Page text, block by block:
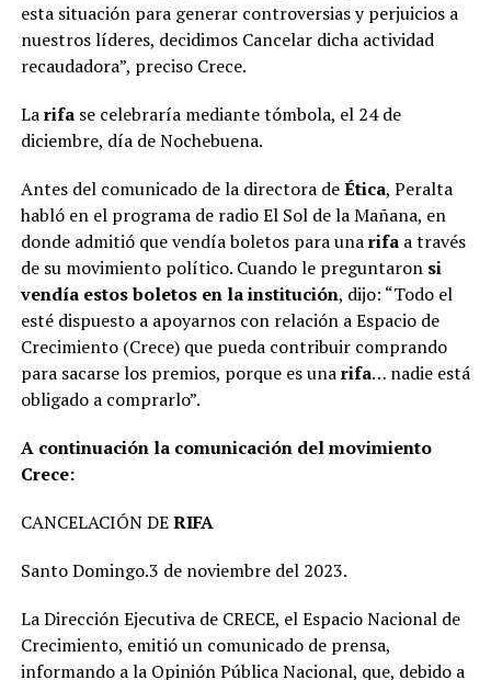
esta situación para generar controversias y perjuicios a
nuestros líderes, decidimos Cancelar dicha actividad
recaudadora”, preciso Crece.
Larifase celebraría mediante tómbola, el 24 de
diciembre, día de Nochebuena.
Antes del comunicado de la directora deÉtica, Peralta
habló en el programa de radio El Sol de la Mañana, en
donde admitió que vendía boletos para unarifaa través
de su movimiento político. Cuando le preguntaron si
vendía estos boletos en la institución, dijo: “Todo el
esté dispuesto a apoyarnos con relación a Espacio de
Crecimiento (Crece) que pueda contribuir comprando
para sacarse los premios, porque es unarifa… nadie está
obligado a comprarlo”.
A continuación la comunicación del movimiento
Crece:
CANCELACIÓN DERIFA
Santo Domingo.3 de noviembre del 2023.
La Dirección Ejecutiva de CRECE, el Espacio Nacional de
Crecimiento, emitió un comunicado de prensa,
informando a la Opinión Pública Nacional, que, debido a